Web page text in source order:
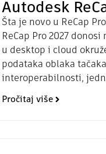
Autodesk
Šta je novo u ReCap
ReCap Pro 2027
u desktop i cloud
podataka oblaka
interoperabilnosti,
Pročitaj više